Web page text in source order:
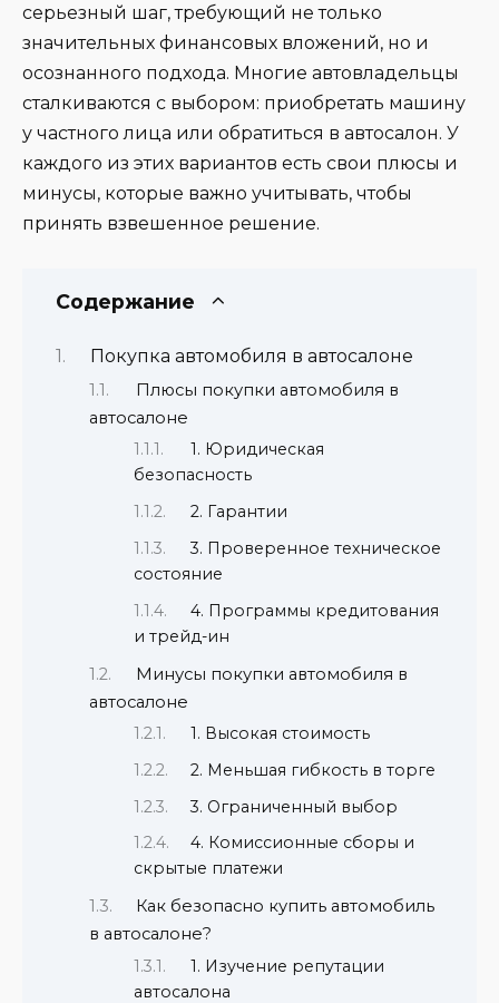
серьезный шаг, требующий не только
значительных финансовых вложений, но и
осознанного подхода. Многие автовладельцы
сталкиваются с выбором: приобретать машину
у частного лица или обратиться в автосалон. У
каждого из этих вариантов есть свои плюсы и
минусы, которые важно учитывать, чтобы
принять взвешенное решение.
Содержание
Покупка автомобиля в автосалоне
Плюсы покупки автомобиля в
автосалоне
1. Юридическая
безопасность
2. Гарантии
3. Проверенное техническое
состояние
4. Программы кредитования
и трейд-ин
Минусы покупки автомобиля в
автосалоне
1. Высокая стоимость
2. Меньшая гибкость в торге
3. Ограниченный выбор
4. Комиссионные сборы и
скрытые платежи
Как безопасно купить автомобиль
в автосалоне?
1. Изучение репутации
автосалона